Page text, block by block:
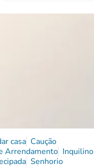
casa Caução
Arrendamento Inquilino
Senhorio